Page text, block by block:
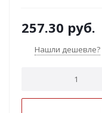
257.30 руб.
Нашли дешевле?